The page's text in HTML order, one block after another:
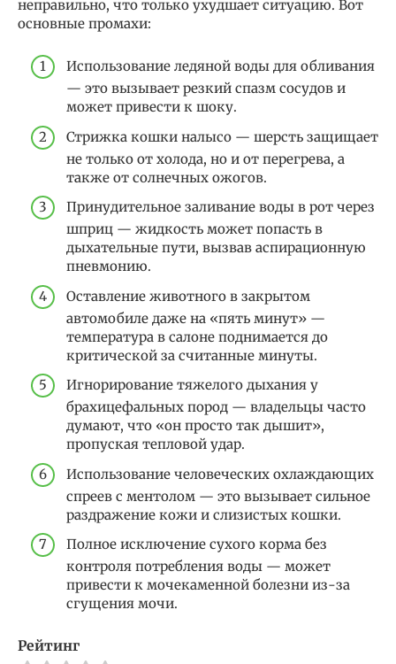
неправильно, что только ухудшает ситуацию. Вот
основные промахи:
Использование ледяной воды для обливания
— это вызывает резкий спазм сосудов и
может привести к шоку.
Стрижка кошки налысо — шерсть защищает
не только от холода, но и от перегрева, а
также от солнечных ожогов.
Принудительное заливание воды в рот через
шприц — жидкость может попасть в
дыхательные пути, вызвав аспирационную
пневмонию.
Оставление животного в закрытом
автомобиле даже на «пять минут» —
температура в салоне поднимается до
критической за считанные минуты.
Игнорирование тяжелого дыхания у
брахицефальных пород — владельцы часто
думают, что «он просто так дышит»,
пропуская тепловой удар.
Использование человеческих охлаждающих
спреев с ментолом — это вызывает сильное
раздражение кожи и слизистых кошки.
Полное исключение сухого корма без
контроля потребления воды — может
привести к мочекаменной болезни из-за
сгущения мочи.
Рейтинг